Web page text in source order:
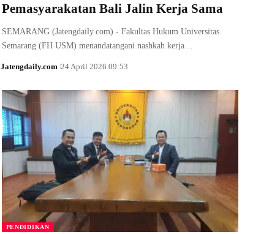
Pemasyarakatan Bali Jalin Kerja Sama
SEMARANG (Jatengdaily.com) - Fakultas Hukum Universitas
Semarang (FH USM) menandatangani nashkah kerja…
Jatengdaily.com 24 April 2026 09:53
PENDIDIKAN